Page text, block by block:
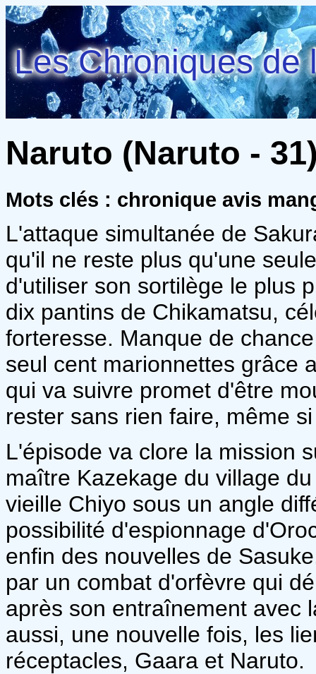
Les Chroniques de
Naruto (Naruto -
Mots clés : chronique avis
L'attaque simultanée de
qu'il ne reste plus qu'une
d'utiliser son sortilège le plus
dix pantins de Chikamatsu,
forteresse. Manque de
seul cent marionnettes grâce
qui va suivre promet d'être
rester sans rien faire, même
L'épisode va clore la mission
maître Kazekage du village
vieille Chiyo sous un angle
possibilité d'espionnage
enfin des nouvelles de
par un combat d'orfèvre qui
après son entraînement avec
aussi, une nouvelle fois, les
réceptacles, Gaara et Naruto.